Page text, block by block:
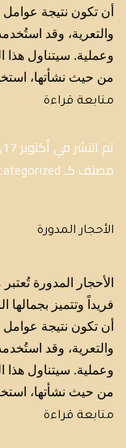
أن تكون نتيجة عوامل
والتعرية، وقد
وعملية. سيتناول هذا
من حيث نشأتها،
متابعة قراءة
تم النشر في أكتوبر 17, 2024
مصنف كـ
الأحجار المدورة
الأحجار المدورة
فريداً وتتميز
أن تكون نتيجة عوامل
والتعرية، وقد
وعملية. سيتناول هذا
من حيث نشأتها،
متابعة قراءة